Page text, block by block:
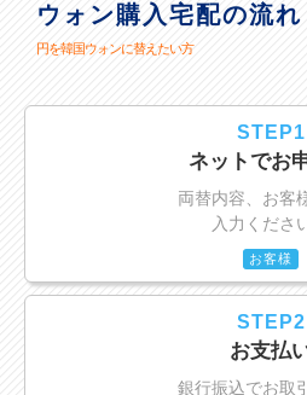
ウォン購入宅配の流れ
円を韓国ウォンに替えたい方
STEP1
ネットでお
両替内容、お客
入力くださ
お客様
STEP2
お支払
銀行振込でお取